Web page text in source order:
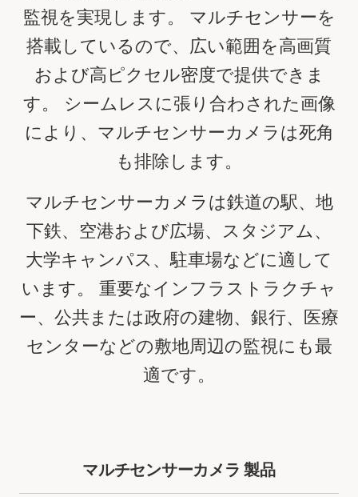
監視を実現します。 マルチセンサーを
搭載しているので、広い範囲を高画質
および高ピクセル密度で提供できま
す。 シームレスに張り合わされた画像
により、マルチセンサーカメラは死角
も排除します。
マルチセンサーカメラは鉄道の駅、地
下鉄、空港および広場、スタジアム、
大学キャンパス、駐車場などに適して
います。 重要なインフラストラクチャ
ー、公共または政府の建物、銀行、医療
センターなどの敷地周辺の監視にも最
適です。
マルチセンサーカメラ 製品